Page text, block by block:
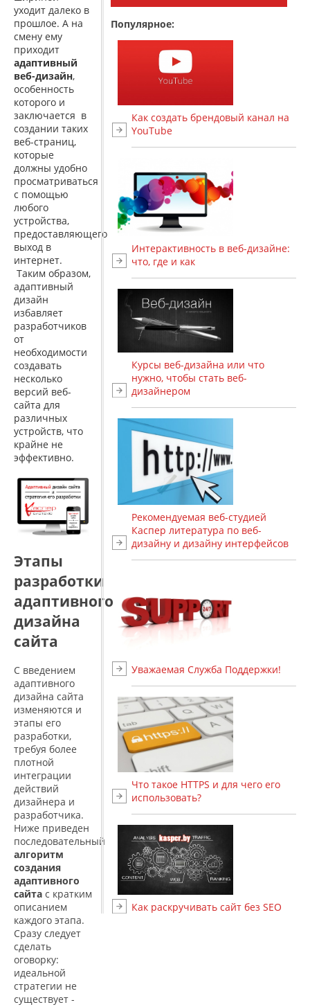
уходит далеко в
прошлое. А на
смену ему
приходит
адаптивный
веб-дизайн,
особенность
которого и
заключается в
создании таких
веб-страниц,
которые
должны удобно
просматриваться
с помощью
любого
устройства,
предоставляющего
выход в
интернет.
Таким образом,
адаптивный
дизайн
избавляет
разработчиков
от
необходимости
создавать
несколько
версий веб-
сайта для
различных
устройств, что
крайне не
эффективно.
Этапы
разработки
адаптивного
дизайна
сайта
С введением
адаптивного
дизайна сайта
изменяются и
этапы его
разработки,
требуя более
плотной
интеграции
действий
дизайнера и
разработчика.
Ниже приведен
последовательный
алгоритм
создания
адаптивного
сайта с кратким
описанием
каждого этапа.
Сразу следует
сделать
оговорку:
идеальной
стратегии не
существует -
Популярное:
Как создать брендовый канал на
YouTube
Интерактивность в веб-дизайне:
что, где и как
Курсы веб-дизайна или что
нужно, чтобы стать веб-
дизайнером
Рекомендуемая веб-студией
Каспер литература по веб-
дизайну и дизайну интерфейсов
Уважаемая Служба Поддержки!
Что такое HTTPS и для чего его
использовать?
Как раскручивать сайт без SEO